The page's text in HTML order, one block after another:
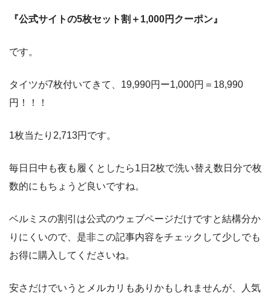
『公式サイトの5枚セット割＋1,000円クーポン』
です。
タイツが7枚付いてきて、19,990円ー1,000円＝18,990
円！！！
1枚当たり2,713円です。
毎日日中も夜も履くとしたら1日2枚で洗い替え数日分で枚
数的にもちょうど良いですね。
ベルミスの割引は公式のウェブページだけですと結構分か
りにくいので、是非この記事内容をチェックして少しでも
お得に購入してくださいね。
安さだけでいうとメルカリもありかもしれませんが、人気